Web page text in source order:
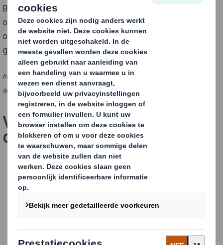
Bent u een journalist of redacteur en heeft u vragen
over ons bedrijf, een persbericht of een gerelateerd
onderwerp? Neemt u gerust contact op, we helpen u
graag
Indien u geen journalist of redacteur bent, klik dan
algemene contactformulier. Dank u wel!
Voor al uw mediavragen, neem
contact op met: